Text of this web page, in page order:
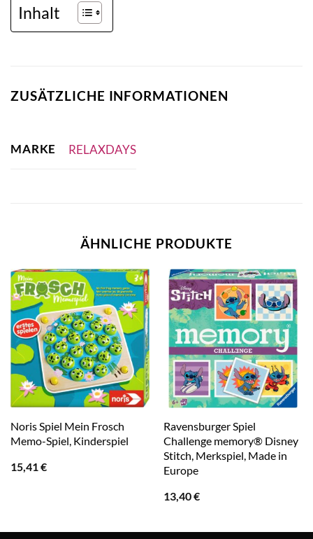
Inhalt
ZUSÄTZLICHE INFORMATIONEN
MARKE RELAXDAYS
ÄHNLICHE PRODUKTE
Noris Spiel Mein Frosch
Memo-Spiel, Kinderspiel
15,41€
Ravensburger Spiel
Challenge memory® Disney
Stitch, Merkspiel, Made in
Europe
13,40€